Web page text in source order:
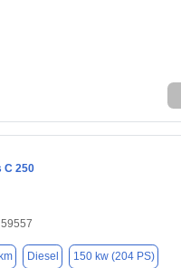
C 250
Diesel 150 kw (204 PS)